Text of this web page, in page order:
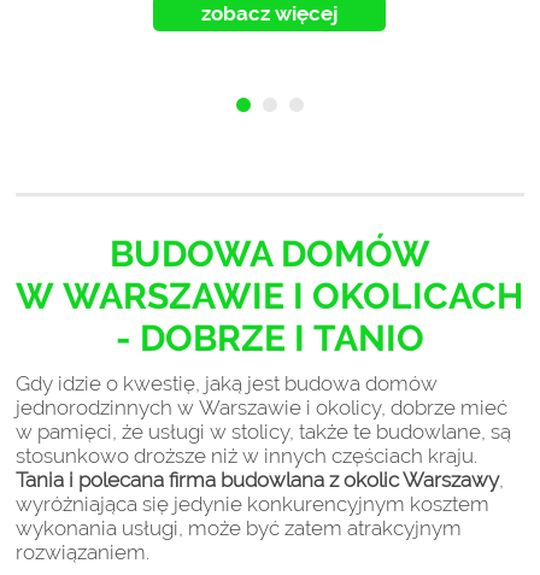
zobacz więcej
BUDOWA DOMÓW
W WARSZAWIE I OKOLICACH
- DOBRZE I TANIO
Gdy idzie o kwestię, jaką jest budowa domów
jednorodzinnych w Warszawie i okolicy, dobrze mieć
w pamięci, że usługi w stolicy, także te budowlane, są
stosunkowo droższe niż w innych częściach kraju.
Tania i polecana firma budowlana z okolic Warszawy,
wyróżniająca się jedynie konkurencyjnym kosztem
wykonania usługi, może być zatem atrakcyjnym
rozwiązaniem.